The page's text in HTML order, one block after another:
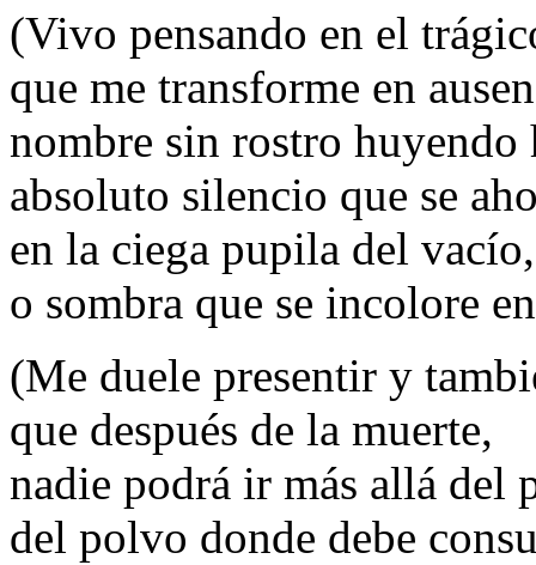
(Vivo pensando en el
que me transforme en
nombre sin rostro
absoluto silencio que se
en la ciega pupila del vacío,
o sombra que se incolore
(Me duele presentir y
que después de la muerte,
nadie podrá ir más allá del
del polvo donde debe